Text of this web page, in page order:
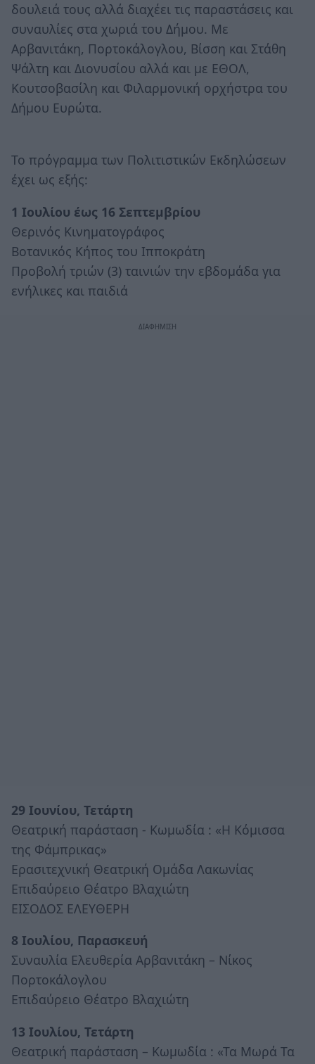
δουλειά τους αλλά διαχέει τις παραστάσεις και
συναυλίες στα χωριά του Δήμου. Με
Αρβανιτάκη, Πορτοκάλογλου, Βίσση και Στάθη
Ψάλτη και Διονυσίου αλλά και με ΕΘΟΛ,
Κουτσοβασίλη και Φιλαρμονική ορχήστρα του
Δήμου Ευρώτα.
Το πρόγραμμα των Πολιτιστικών Εκδηλώσεων
έχει ως εξής:
1 Ιουλίου έως 16 Σεπτεμβρίου
Θερινός Κινηματογράφος
Βοτανικός Κήπος του Ιπποκράτη
Προβολή τριών (3) ταινιών την εβδομάδα για
ενήλικες και παιδιά
29 Ιουνίου, Τετάρτη
Θεατρική παράσταση - Κωμωδία : «Η Κόμισσα
της Φάμπρικας»
Ερασιτεχνική Θεατρική Ομάδα Λακωνίας
Επιδαύρειο Θέατρο Βλαχιώτη
ΕΙΣΟΔΟΣ ΕΛΕΥΘΕΡΗ
8 Ιουλίου, Παρασκευή
Συναυλία Ελευθερία Αρβανιτάκη – Νίκος
Πορτοκάλογλου
Επιδαύρειο Θέατρο Βλαχιώτη
13 Ιουλίου, Τετάρτη
Θεατρική παράσταση – Κωμωδία : «Τα Μωρά Τα